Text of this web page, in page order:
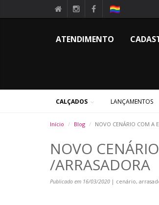
ATENDIMENTO
CALÇADOS LANÇAMENTOS
Início Blog NOVO CENÁRIO COM A
NOVO
/ARRASADORA
Publicado em 16/03/2020 | cenário,